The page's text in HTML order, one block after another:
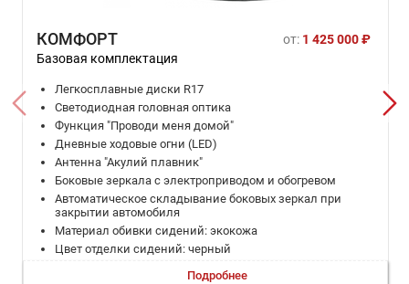
КОМФОРТ от: 1 425 000 ₽
Базовая комплектация
Легкосплавные диски R17
Светодиодная головная оптика
Функция "Проводи меня домой"
Дневные ходовые огни (LED)
Антенна "Акулий плавник"
Боковые зеркала с электроприводом и обогревом
Автоматическое складывание боковых зеркал при
закрытии автомобиля
Материал обивки сидений: экокожа
Цвет отделки сидений: черный
Механическая регулировка сиденья водителя в 4-х
Подробнее